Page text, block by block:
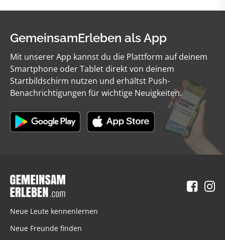
GemeinsamErleben als App
Mit unserer App kannst du die Plattform auf deinem
Smartphone oder Tablet direkt von deinem
Startbildschirm nutzen und erhältst Push-
Benachrichtigungen für wichtige Neuigkeiten.
Neue Leute kennenlernen
Neue Freunde finden